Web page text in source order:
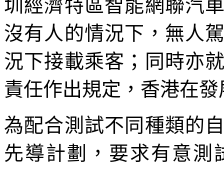
圳經濟特區智能網聯汽
沒有人的情況下，無人
況下接載乘客；同時亦
責任作出規定，香港在
為配合測試不同種類的
先導計劃，要求有意測